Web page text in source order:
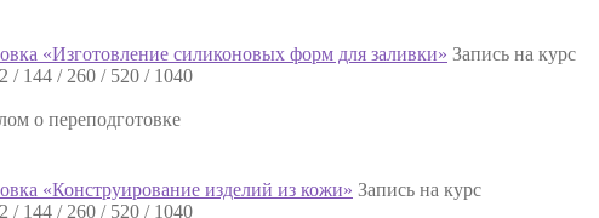
«Изготовление силиконовых форм для заливки» Запись на курс
/ 144 / 260 / 520 / 1040
о переподготовке
«Конструирование изделий из кожи» Запись на курс
/ 144 / 260 / 520 / 1040